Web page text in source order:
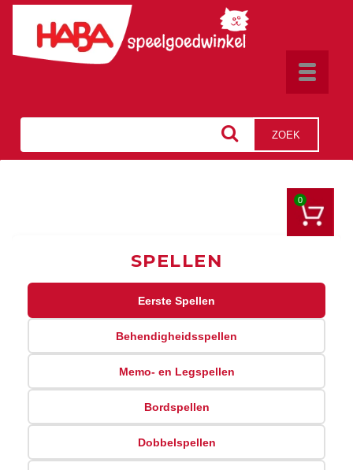
Toggle
ZOEK
0
SPELLEN
Eerste Spellen
Behendigheidsspellen
Memo- en Legspellen
Bordspellen
Dobbelspellen